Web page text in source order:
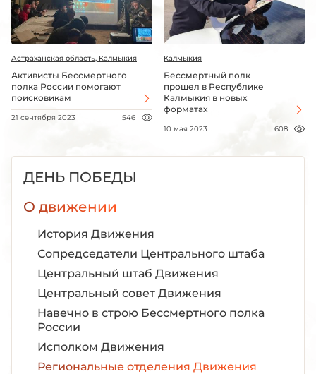
Астраханская область, Калмыкия
Активисты Бессмертного
полка России помогают
поисковикам
21 сентября 2023 546
Калмыкия
Бессмертный полк
прошел в Республике
Калмыкия в новых
форматах
10 мая 2023 608
ДЕНЬ ПОБЕДЫ
О движении
История Движения
Сопредседатели Центрального штаба
Центральный штаб Движения
Центральный совет Движения
Навечно в строю Бессмертного полка
России
Исполком Движения
Региональные отделения Движения